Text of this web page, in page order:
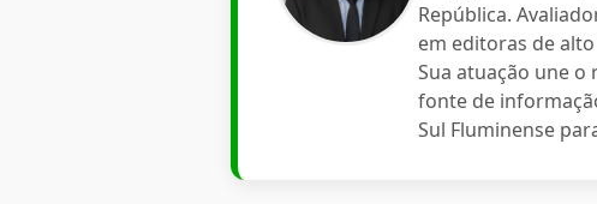
República.
em editoras de
Sua atuação une o
fonte de
Sul Fluminense